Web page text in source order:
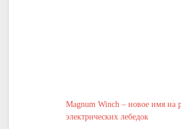
Magnum Winch – новое имя на
электрических лебедок